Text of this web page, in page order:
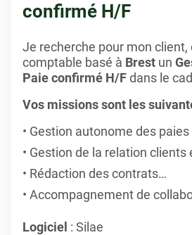
confirmé H/F
Je recherche pour mon client,
comptable basé à Brest un
Paie confirmé H/Fdans le
Vos missions sont les
Gestion autonome des
Gestion de la relation clients
Rédaction des contrats…
Accompagnement de
Logiciel : Silae